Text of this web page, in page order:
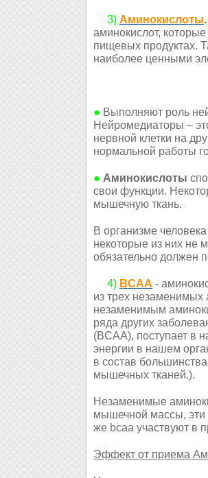
3) Аминокислоты.
аминокислот,
пищевых продуктах.
наиболее ценными
● Выполняют роль
Нейромедиаторы –
нервной клетки на
нормальной работы
● Аминокислоты
свои функции.
мышечную ткань.
В организме
некоторые из них не
обязательно должен
4) BCAA -
из трех незаменимых
незаменимым
ряда других
(BCAA), поступает в
энергии в нашем
в состав
мышечных тканей.).
Незаменимые
мышечной массы, эти
же bcaa участвуют в
Эффект от приема